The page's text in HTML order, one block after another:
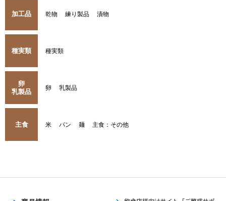
加工品 乾物 練り製品 漬物
種実類 種実類
卵
乳製品
卵 乳製品
主食 米 パン 麺 主食：その他